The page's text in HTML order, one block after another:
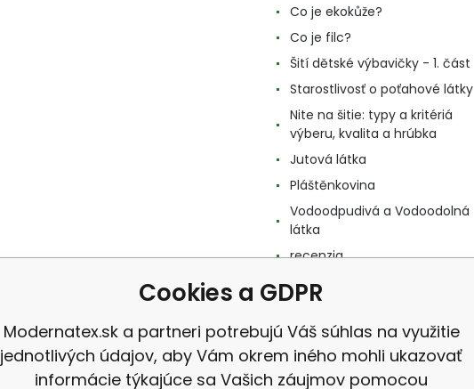
Co je ekokůže?
Co je filc?
Šití dětské výbavičky - 1. část
Starostlivosť o poťahové látky
Nite na šitie: typy a kritériá
výberu, kvalita a hrúbka
Jutová látka
Pláštěnkovina
Vodoodpudivá a Vodoodolná
látka
recenzia
Cookies a GDPR
Modernatex.sk a partneri potrebujú Váš súhlas na využitie
jednotlivých údajov, aby Vám okrem iného mohli ukazovať
informácie týkajúce sa Vašich záujmov pomocou